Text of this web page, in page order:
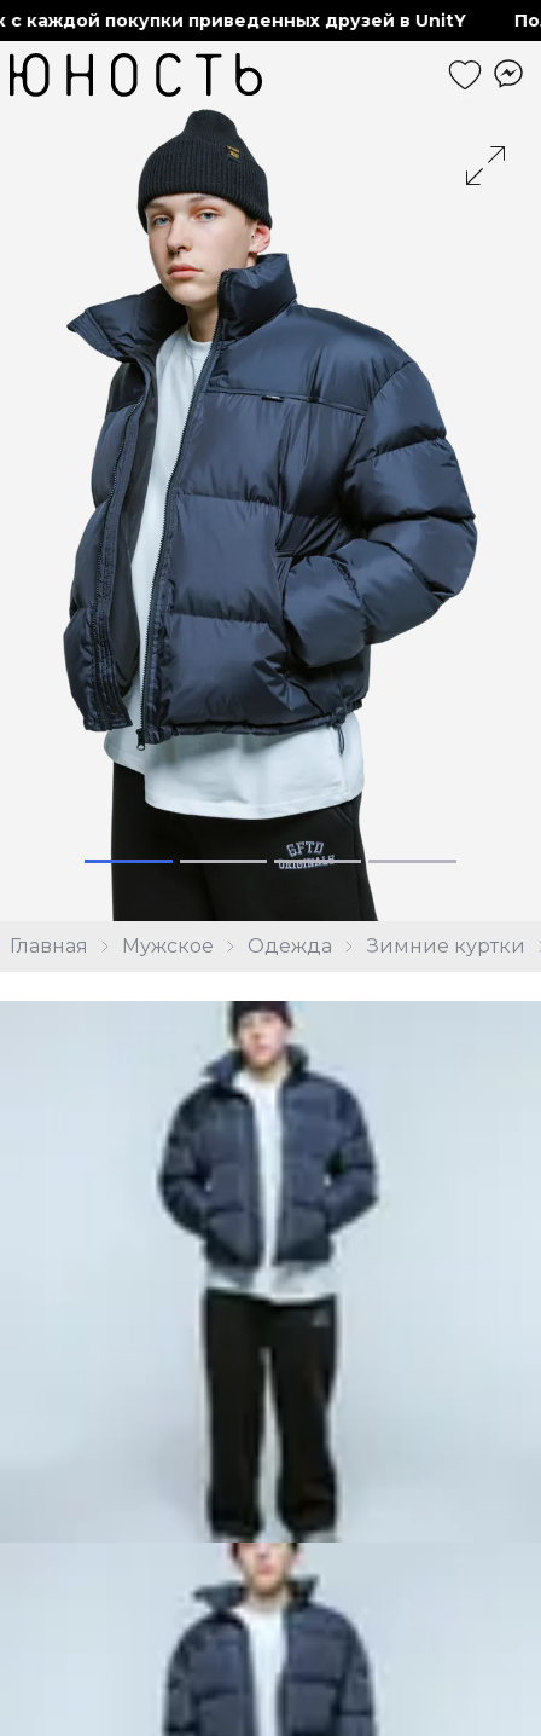
покупки приведенных друзей в UnitY
Главная Мужское Одежда Зимние куртки